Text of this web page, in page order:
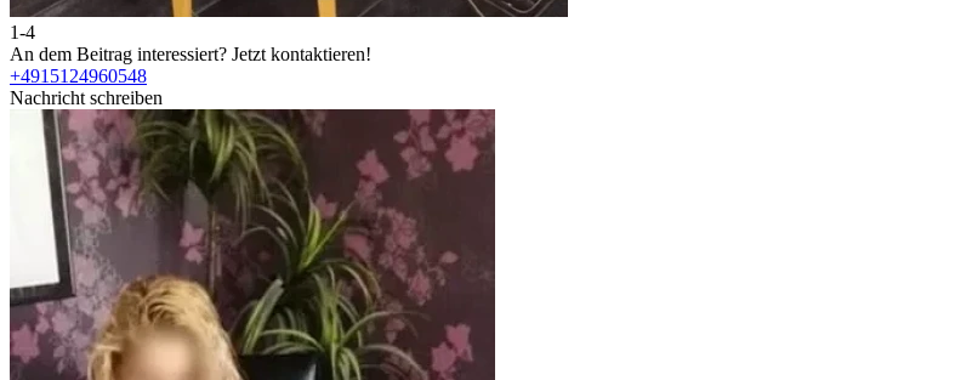
1-4
An dem Beitrag interessiert? Jetzt kontaktieren!
+4915124960548
Nachricht schreiben